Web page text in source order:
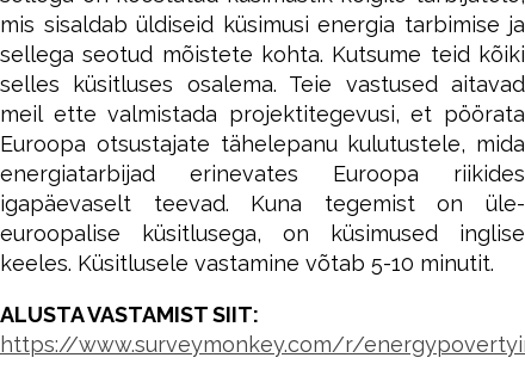
mis sisaldab üldiseid küsimusi energia tarbimise ja
sellega seotud mõistete kohta. Kutsume teid kõiki
selles küsitluses osalema. Teie vastused aitavad
meil ette valmistada projektitegevusi, et pöörata
Euroopa otsustajate tähelepanu kulutustele, mida
energiatarbijad erinevates Euroopa riikides
igapäevaselt teevad. Kuna tegemist on üle-
euroopalise küsitlusega, on küsimused inglise
keeles. Küsitlusele vastamine võtab 5-10 minutit.
ALUSTA VASTAMIST SIIT:
https://www.surveymonkey.com/r/